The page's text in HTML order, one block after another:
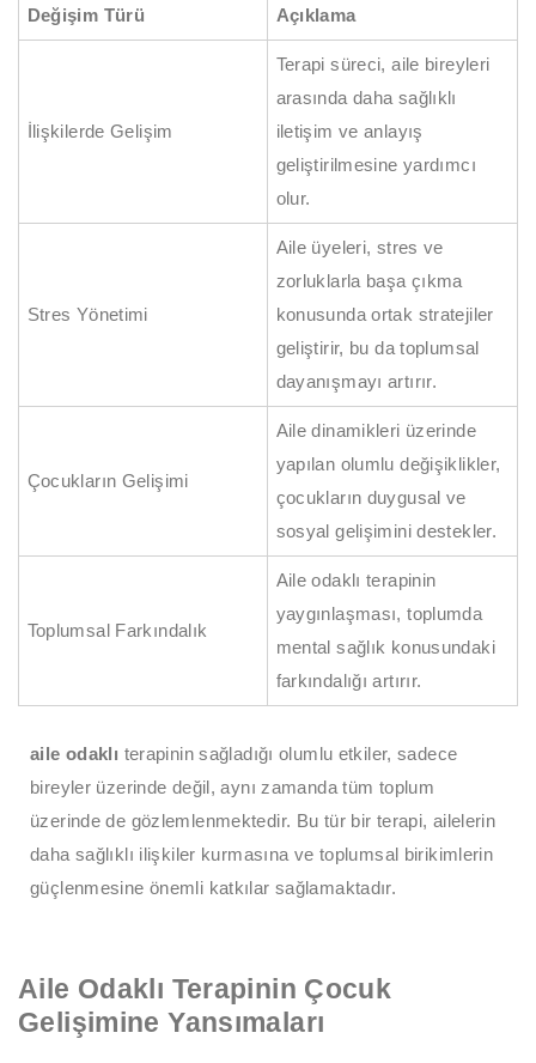
Değişim Türü Açıklama
İlişkilerde Gelişim
Terapi süreci, aile bireyleri
arasında daha sağlıklı
iletişim ve anlayış
geliştirilmesine yardımcı
olur.
Stres Yönetimi
Aile üyeleri, stres ve
zorluklarla başa çıkma
konusunda ortak stratejiler
geliştirir, bu da toplumsal
dayanışmayı artırır.
Çocukların Gelişimi
Aile dinamikleri üzerinde
yapılan olumlu değişiklikler,
çocukların duygusal ve
sosyal gelişimini destekler.
Toplumsal Farkındalık
Aile odaklı terapinin
yaygınlaşması, toplumda
mental sağlık konusundaki
farkındalığı artırır.
aile odaklı terapinin sağladığı olumlu etkiler, sadece
bireyler üzerinde değil, aynı zamanda tüm toplum
üzerinde de gözlemlenmektedir. Bu tür bir terapi, ailelerin
daha sağlıklı ilişkiler kurmasına ve toplumsal birikimlerin
güçlenmesine önemli katkılar sağlamaktadır.
Aile Odaklı Terapinin Çocuk
Gelişimine Yansımaları